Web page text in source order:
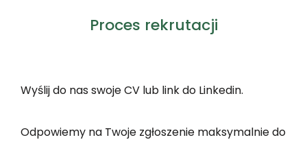
Proces rekrutacji
Wyślij do nas swoje CV lub link do Linkedin.
Odpowiemy na Twoje zgłoszenie maksymalnie do